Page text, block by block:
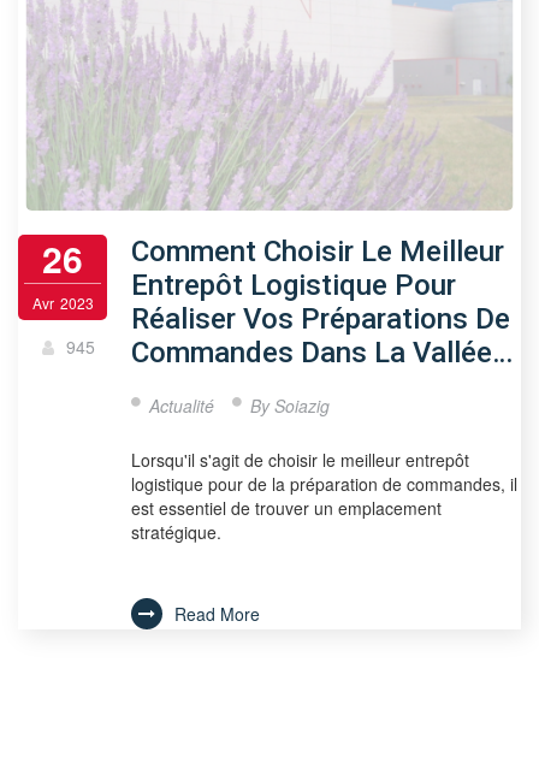
26
Avr 2023
945
Comment Choisir Le Meilleur
Entrepôt Logistique Pour
Réaliser Vos Préparations De
Commandes Dans La Vallée…
Actualité BySoiazig
Lorsqu'il s'agit de choisir le meilleur entrepôt
logistique pour de la préparation de commandes, il
est essentiel de trouver un emplacement
stratégique.
Read More